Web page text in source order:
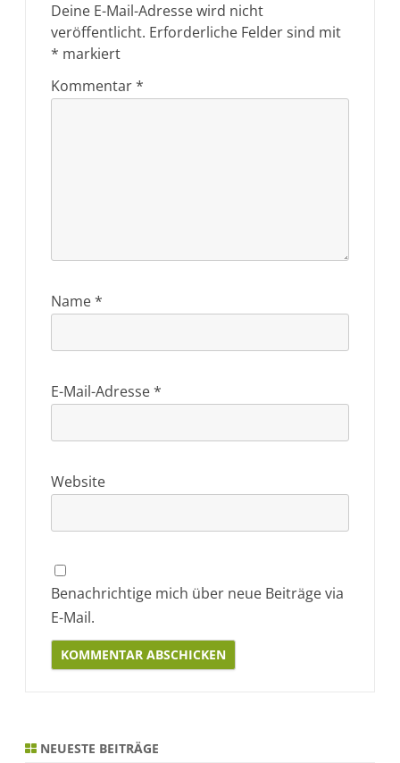
Deine E-Mail-Adresse wird nicht
veröffentlicht. Erforderliche Felder sind mit
* markiert
Kommentar*
Name*
E-Mail-Adresse*
Website
Benachrichtige mich über neue Beiträge via
E-Mail.
NEUESTE BEITRÄGE